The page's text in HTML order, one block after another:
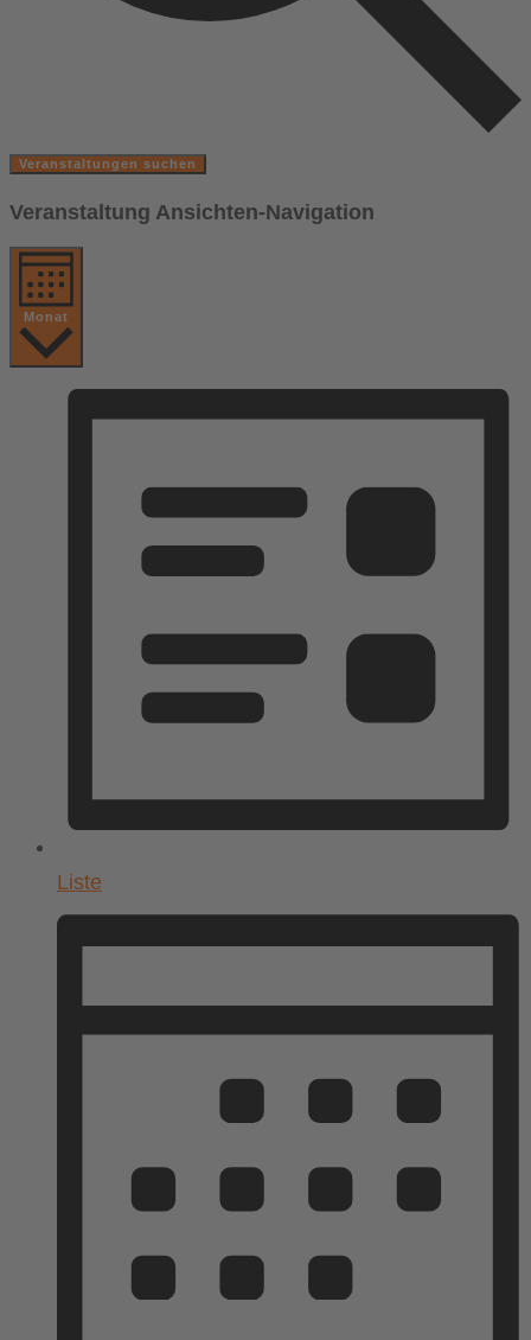
Veranstaltungen suchen
Veranstaltung Ansichten-Navigation
Monat
Liste